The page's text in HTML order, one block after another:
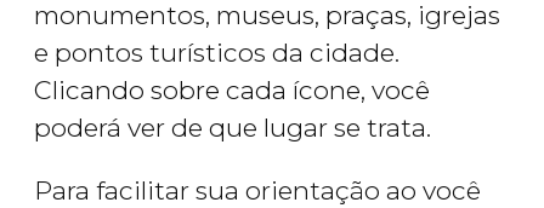
monumentos, museus, praças, igrejas
e pontos turísticos da cidade.
Clicando sobre cada ícone, você
poderá ver de que lugar se trata.
Para facilitar sua orientação ao você